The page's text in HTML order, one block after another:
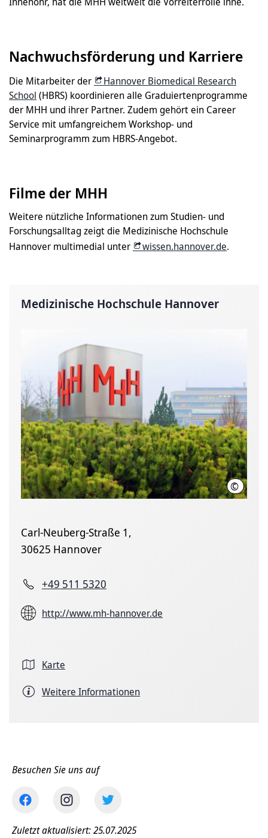
Nachwuchsförderung und Karriere
Die Mitarbeiter der
Hannover Biomedical Research
School (HBRS) koordinieren alle Graduiertenprogramme
der MHH und ihrer Partner. Zudem gehört ein Career
Service mit umfangreichem Workshop- und
Seminarprogramm zum HBRS-Angebot.
Filme der MHH
Weitere nützliche Informationen zum Studien- und
Forschungsalltag zeigt die Medizinische Hochschule
Hannover multimedial unter
wissen.hannover.de.
Medizinische Hochschule Hannover
© Karin
Carl-Neuberg-Straße 1,
30625 Hannover
+49 511 5320
http://www.mh-hannover.de
Karte
Weitere Informationen
Besuchen Sie uns auf
Zuletzt aktualisiert: 25.07.2025